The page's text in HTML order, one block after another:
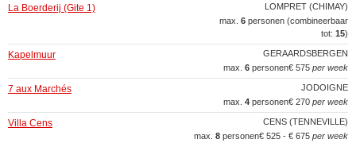
LOMPRET (CHIMAY)
La Boerderij (Gite 1)
max. 6 personen (combineerbaar
tot: 15)
GERAARDSBERGEN
Kapelmuur
€ 575 per week
max. 6 personen
JODOIGNE
7 aux Marchés
€ 270 per week
max. 4 personen
CENS (TENNEVILLE)
Villa Cens
€ 525 - € 675 per week
max. 8 personen